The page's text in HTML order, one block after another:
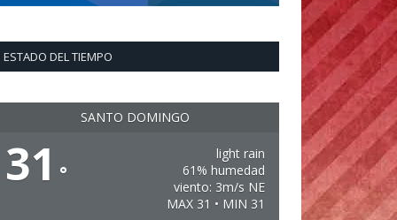
ESTADO DEL TIEMPO
SANTO DOMINGO
31 °
light rain
61% humedad
viento: 3m/s NE
MAX 31 • MIN 31